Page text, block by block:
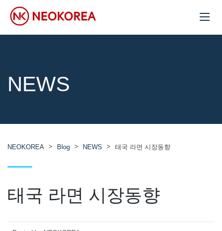
NEWS
NEOKOREA > Blog > NEWS > 태국 라면 시장동향
태국 라면 시장동향